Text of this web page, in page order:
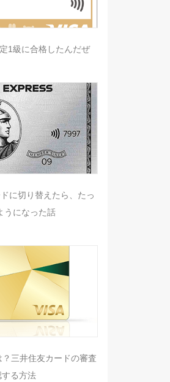
1級に合格したんだぜ
に切り替えたら、たっ
うになった話
？三井住友カードの審査
る方法